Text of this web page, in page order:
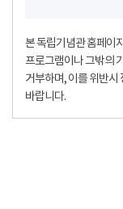
본 독립기념관 홈페이
프로그램이나 그밖의
거부하며, 이를 위반시
바랍니다.